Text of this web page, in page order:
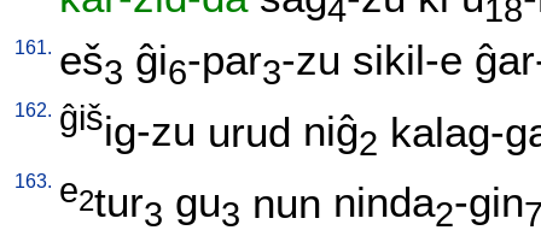
4 18
161. eš3 ĝi6-par3-zu sikil-e
162. ĝišig-zu urud niĝ2 kalag-
163. e2tur3 gu3 nun ninda2-gin